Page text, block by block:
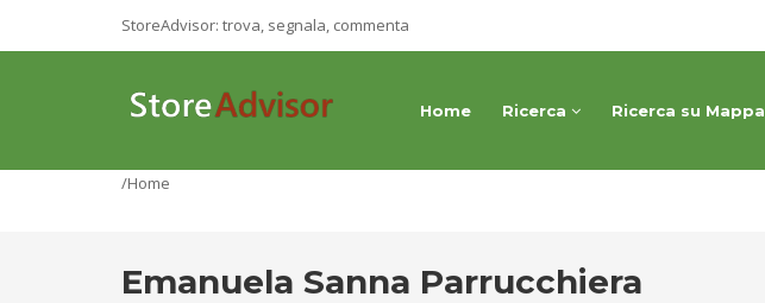
StoreAdvisor: trova, segnala, commenta
Home Ricerca Ricerca su Mappa
/Home
Emanuela Sanna Parrucchiera